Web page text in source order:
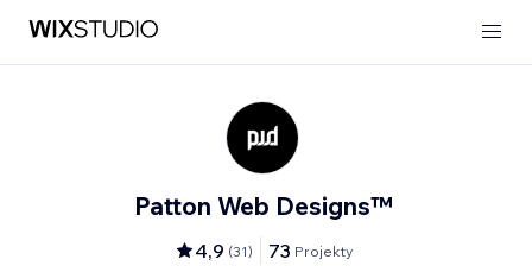
Patton Web Designs™
4,9 (31) 73 Projekty